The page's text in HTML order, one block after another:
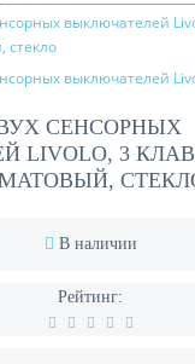
СЕНСОРНЫХ
LIVOLO, 3
В наличии
Рейтинг: